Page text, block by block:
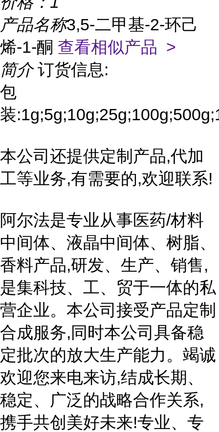
产品名称3,5-二甲基-2-环己
烯-1-酮 查看相似产品 >
简介 订货信息:
包
装
本公司还提供定制产品,代加
工等业务,有需要的,欢迎联系!
阿尔法是专业从事医药/材料
中间体、液晶中间体、树脂、
香料产品,研发、生产、销售,
是集科技、工、贸于一体的私
营企业。本公司接受产品定制
合成服务,同时本公司具备稳
定批次的放大生产能力。竭诚
欢迎您来电来访,结成长期、
稳定、广泛的战略合作关系,
携手共创美好未来!专业、专